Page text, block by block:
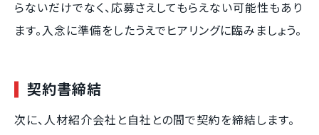
らないだけでなく、応募さえしてもらえない可能性もあり
ます。入念に準備をしたうえでヒアリングに臨みましょう。
契約書締結
次に、人材紹介会社と自社との間で契約を締結します。